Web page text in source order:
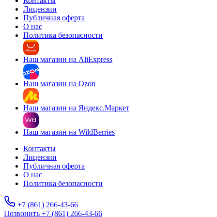
Лицензии
Публичная оферта
О нас
Политика безопасности
Наш магазин на AliExpress
Наш магазин на Ozon
Наш магазин на Яндекс.Маркет
Наш магазин на WildBerries
Контакты
Лицензии
Публичная оферта
О нас
Политика безопасности
+7 (861) 266-43-66
Позвонить +7 (861) 266-43-66